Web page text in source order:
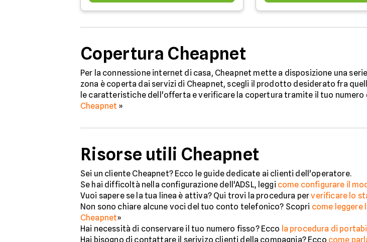
Copertura Cheapnet
Per la connessione internet di casa, Cheapnet mette a disposizione una
zona è coperta dai servizi di Cheapnet, scegli il prodotto desiderato fra
le caratteristiche dell'offerta e verificare la copertura tramite il tuo
Cheapnet »
Risorse utili Cheapnet
Sei un cliente Cheapnet? Ecco le guide dedicate ai clienti dell'operatore.
Se hai difficoltà nella configurazione dell'ADSL, leggi come configurare il
Vuoi sapere se la tua linea è attiva? Qui trovi la procedura perverificare lo
Non sono chiare alcune voci del tuo conto telefonico? Scopri come leggere
Cheapnet»
Hai necessità di conservare il tuo numero fisso? Ecco la procedura di
Hai bisogno di contattare il serivizo clienti della compagnia? Ecco come